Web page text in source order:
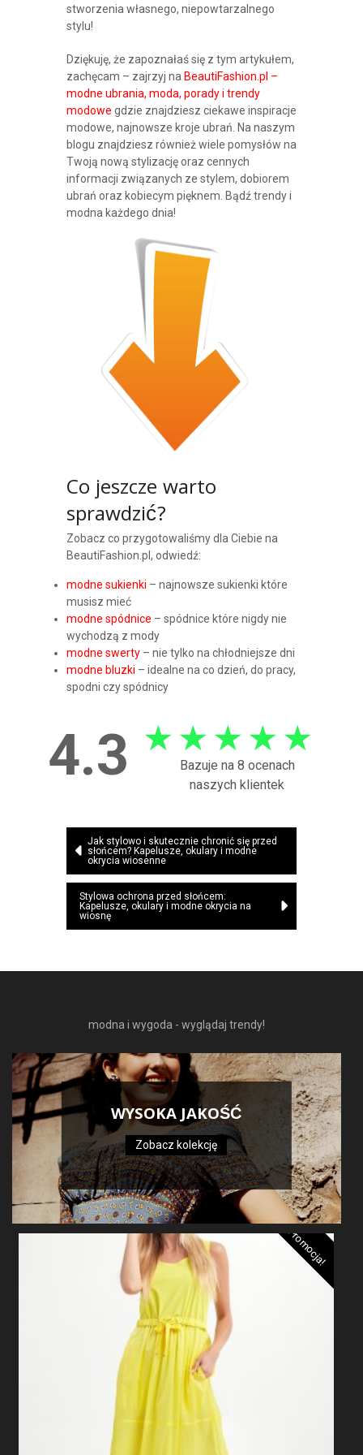
stworzenia własnego, niepowtarzalnego
stylu!
Dziękuję, że zapoznałaś się z tym artykułem,
zachęcam – zajrzyj na BeautiFashion.pl –
modne ubrania, moda, porady i trendy
modowe gdzie znajdziesz ciekawe inspiracje
modowe, najnowsze kroje ubrań. Na naszym
blogu znajdziesz również wiele pomysłów na
Twoją nową stylizację oraz cennych
informacji związanych ze stylem, dobiorem
ubrań oraz kobiecym pięknem. Bądź trendy i
modna każdego dnia!
Co jeszcze warto
sprawdzić?
Zobacz co przygotowaliśmy dla Ciebie na
BeautiFashion.pl, odwiedź:
modne sukienki – najnowsze sukienki które
musisz mieć
modne spódnice – spódnice które nigdy nie
wychodzą z mody
modne swerty– nie tylko na chłodniejsze dni
modne bluzki – idealne na co dzień, do pracy,
spodni czy spódnicy
4.3 ★ ★ ★ ★ ★
Bazuje na 8 ocenach
naszych klientek
Nawigacja
wpisu
Jak stylowo i skutecznie chronić się przed
słońcem? Kapelusze, okulary i modne
okrycia wiosenne
Stylowa ochrona przed słońcem:
Kapelusze, okulary i modne okrycia na
wiosnę
modna i wygoda - wyglądaj trendy!
WYSOKA JAKOŚĆ
Zobacz kolekcję
Promocja!